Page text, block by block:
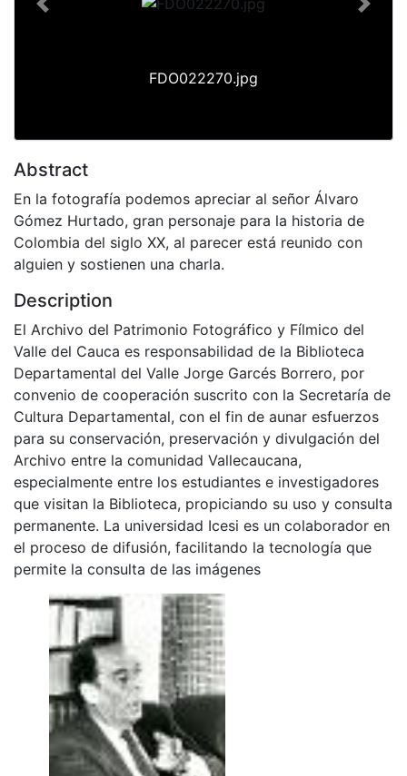
FDO022270.jpg
Previous Next
Abstract
En la fotografía podemos apreciar al señor Álvaro
Gómez Hurtado, gran personaje para la historia de
Colombia del siglo XX, al parecer está reunido con
alguien y sostienen una charla.
Description
El Archivo del Patrimonio Fotográfico y Fílmico del
Valle del Cauca es responsabilidad de la Biblioteca
Departamental del Valle Jorge Garcés Borrero, por
convenio de cooperación suscrito con la Secretaría de
Cultura Departamental, con el fin de aunar esfuerzos
para su conservación, preservación y divulgación del
Archivo entre la comunidad Vallecaucana,
especialmente entre los estudiantes e investigadores
que visitan la Biblioteca, propiciando su uso y consulta
permanente. La universidad Icesi es un colaborador en
el proceso de difusión, facilitando la tecnología que
permite la consulta de las imágenes